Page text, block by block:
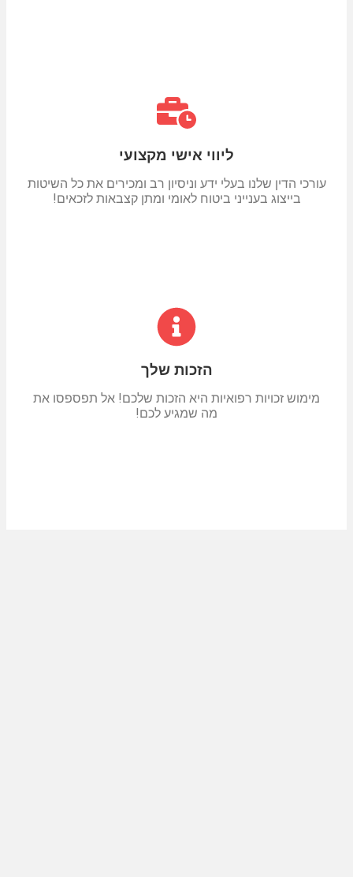
ליווי אישי מקצועי
עורכי הדין שלנו בעלי ידע וניסיון רב ומכירים את כל השיטות
בייצוג בענייני ביטוח לאומי ומתן קצבאות לזכאים!
הזכות שלך
מימוש זכויות רפואיות היא הזכות שלכם! אל תפספסו את
מה שמגיע לכם!